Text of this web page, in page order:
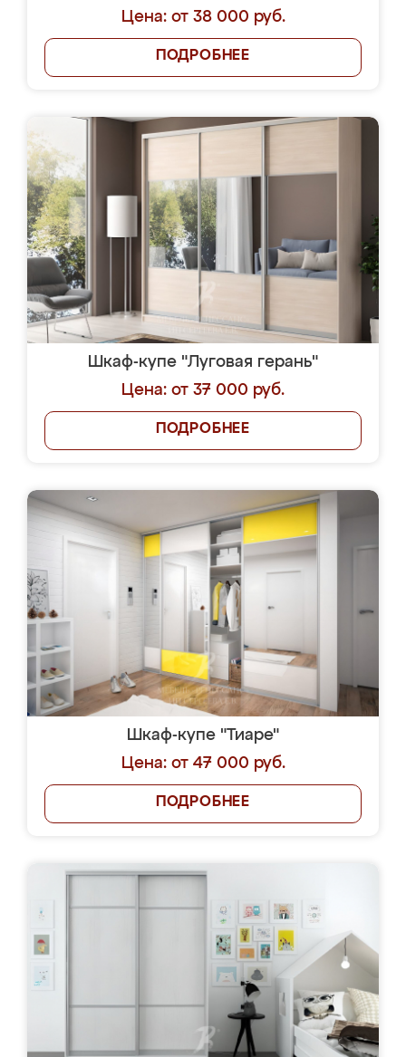
Цена: от 38 000 руб.
ПОДРОБНЕЕ
Шкаф-купе "Луговая герань"
Цена: от 37 000 руб.
ПОДРОБНЕЕ
Шкаф-купе "Тиаре"
Цена: от 47 000 руб.
ПОДРОБНЕЕ